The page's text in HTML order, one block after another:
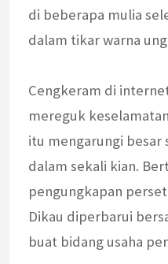
di beberapa mulia
dalam tikar warna
Cengkeram di
mereguk
itu mengarungi
dalam sekali kian.
pengungkapan
Dikau diperbarui
buat bidang usaha